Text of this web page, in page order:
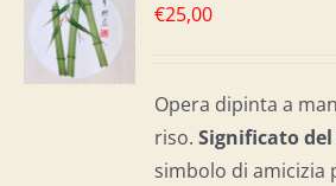
€25,00
Opera dipinta a
riso.Significato del
simbolo di amicizia